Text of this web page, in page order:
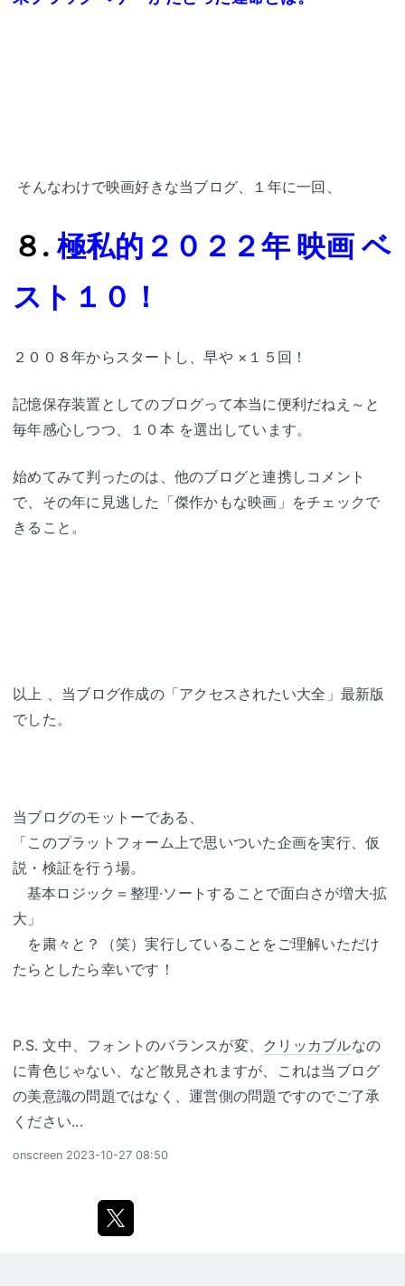
そんなわけで映画好きな当ブログ、１年に一回、
８ . 極私的２０２２年 映画 ベ
スト１０！
２００８年からスタートし、早や ×１５回！
記憶保存装置としてのブログって本当に便利だねえ～と
毎年感心しつつ、１０本 を選出しています。
始めてみて判ったのは、他のブログと連携しコメント
で、その年に見逃した「傑作かもな映画」をチェックで
きること。
以上 、当ブログ作成の「アクセスされたい大全」最新版
でした。
当ブログのモットーである、
「このプラットフォーム上で思いついた企画を実行、仮
説・検証を行う場。
基本ロジック＝整理·ソートすることで面白さが増大·拡
大」
を粛々と？（笑）実行していることをご理解いただけ
たらとしたら幸いです！
P.S. 文中、フォントのバランスが変、 クリッカブルなの
に青色じゃない、など散見されますが、これは当ブログ
の美意識の問題ではなく、運営側の問題ですのでご了承
ください...
onscreen 2023-10-27 08:50